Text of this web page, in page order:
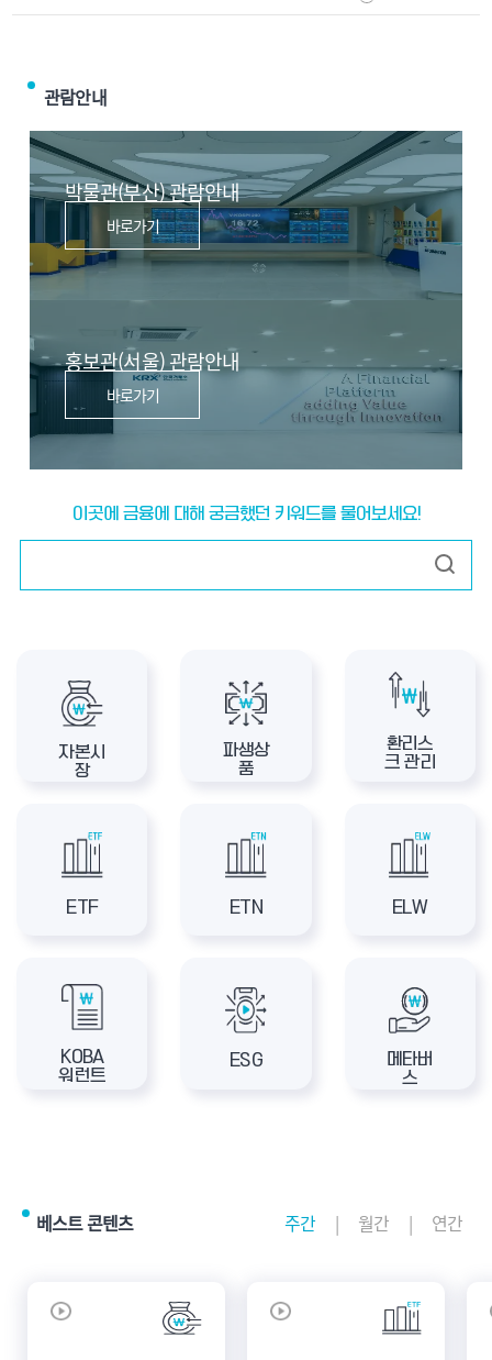
관람안내
박물관(부산) 관람안내
바로가기
홍보관(서울) 관람안내
바로가기
이곳에 금융에 대해 궁금했던 키워드를 물어보세요!
자본시
장
파생상
품
환리스
크 관리
ETF ETN ELW
KOBA
워런트
ESG
메타버
스
베스트 콘텐츠 주간 월간 연간